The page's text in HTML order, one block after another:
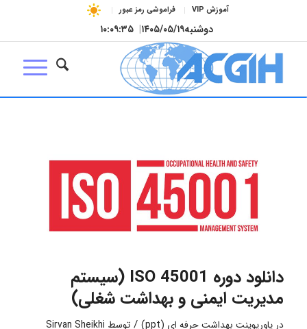
آموزش VIP فراموشی رمز عبور
دوشنبه۱۴۰۵/۰۵/۱۹| ۱۰:۰۹:۳۵
دانلود دوره ISO 45001 (سیستم
مدیریت ایمنی و بهداشت شغلی)
در پاورپوینت بهداشت حرفه ای (ppt) / توسط Sirvan Sheikhi